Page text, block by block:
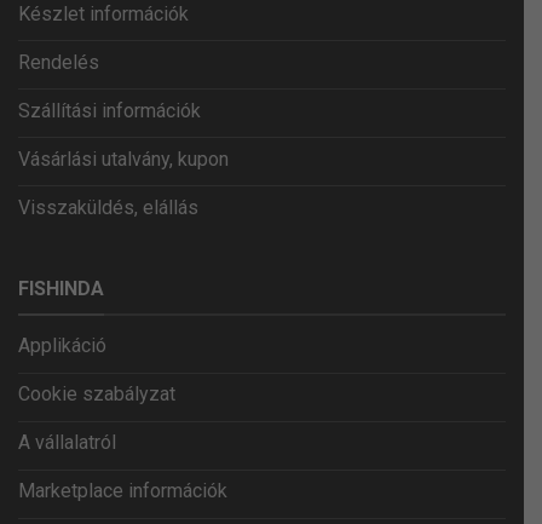
Készlet információk
Rendelés
Szállítási információk
Vásárlási utalvány, kupon
Visszaküldés, elállás
FISHINDA
Applikáció
Cookie szabályzat
A vállalatról
Marketplace információk